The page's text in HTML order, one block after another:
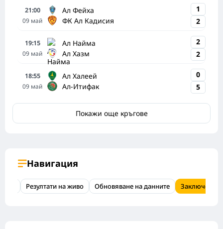
21:00
09 май
Ал Фейха
ФК Ал Кадисия
1
2
19:15
09 май
Ал Найма
Ал Хазм
2
2
18:55
09 май
Ал Халеей
Ал-Итифак
0
5
Покажи още кръгове
Навигация
Резултати на живо Обновяване на данните Заключение